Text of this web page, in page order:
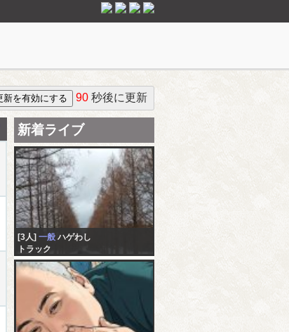
90 秒後に更新
新着ライブ
[3人] 一般 ハゲわし
トラック